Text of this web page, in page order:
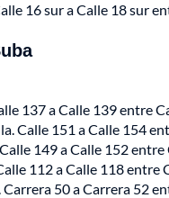
16 sur a Calle 18 sur
137 a Calle 139 entre
Calle 151 a Calle 154
149 a Calle 152
112 a Calle 118 entre
Carrera 50 a Carrera 52